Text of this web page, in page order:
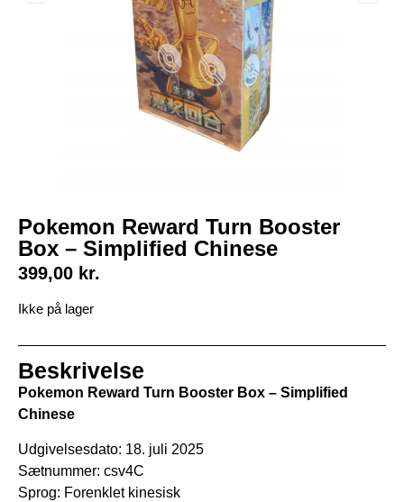
Pokemon Reward Turn Booster
Box – Simplified Chinese
399,00 kr.
Ikke på lager
Beskrivelse
Pokemon Reward Turn Booster Box – Simplified
Chinese
Udgivelsesdato: 18. juli 2025
Sætnummer: csv4C
Sprog: Forenklet kinesisk